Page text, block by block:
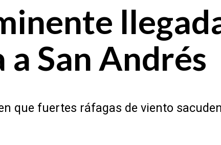
San Andrés
que fuertes ráfagas de viento